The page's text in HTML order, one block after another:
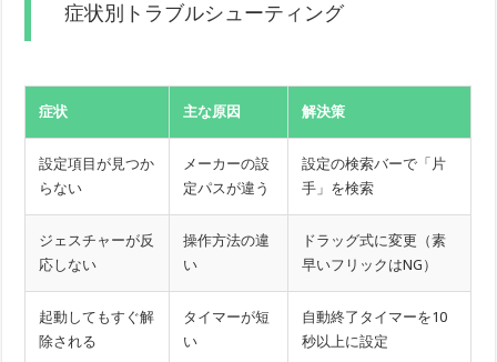
症状別トラブルシューティング
症状 主な原因 解決策
設定項目が見つか
らない
メーカーの設
定パスが違う
設定の検索バーで「片
手」を検索
ジェスチャーが反
応しない
操作方法の違
い
ドラッグ式に変更（素
早いフリックはNG）
起動してもすぐ解
除される
タイマーが短
い
自動終了タイマーを10
秒以上に設定